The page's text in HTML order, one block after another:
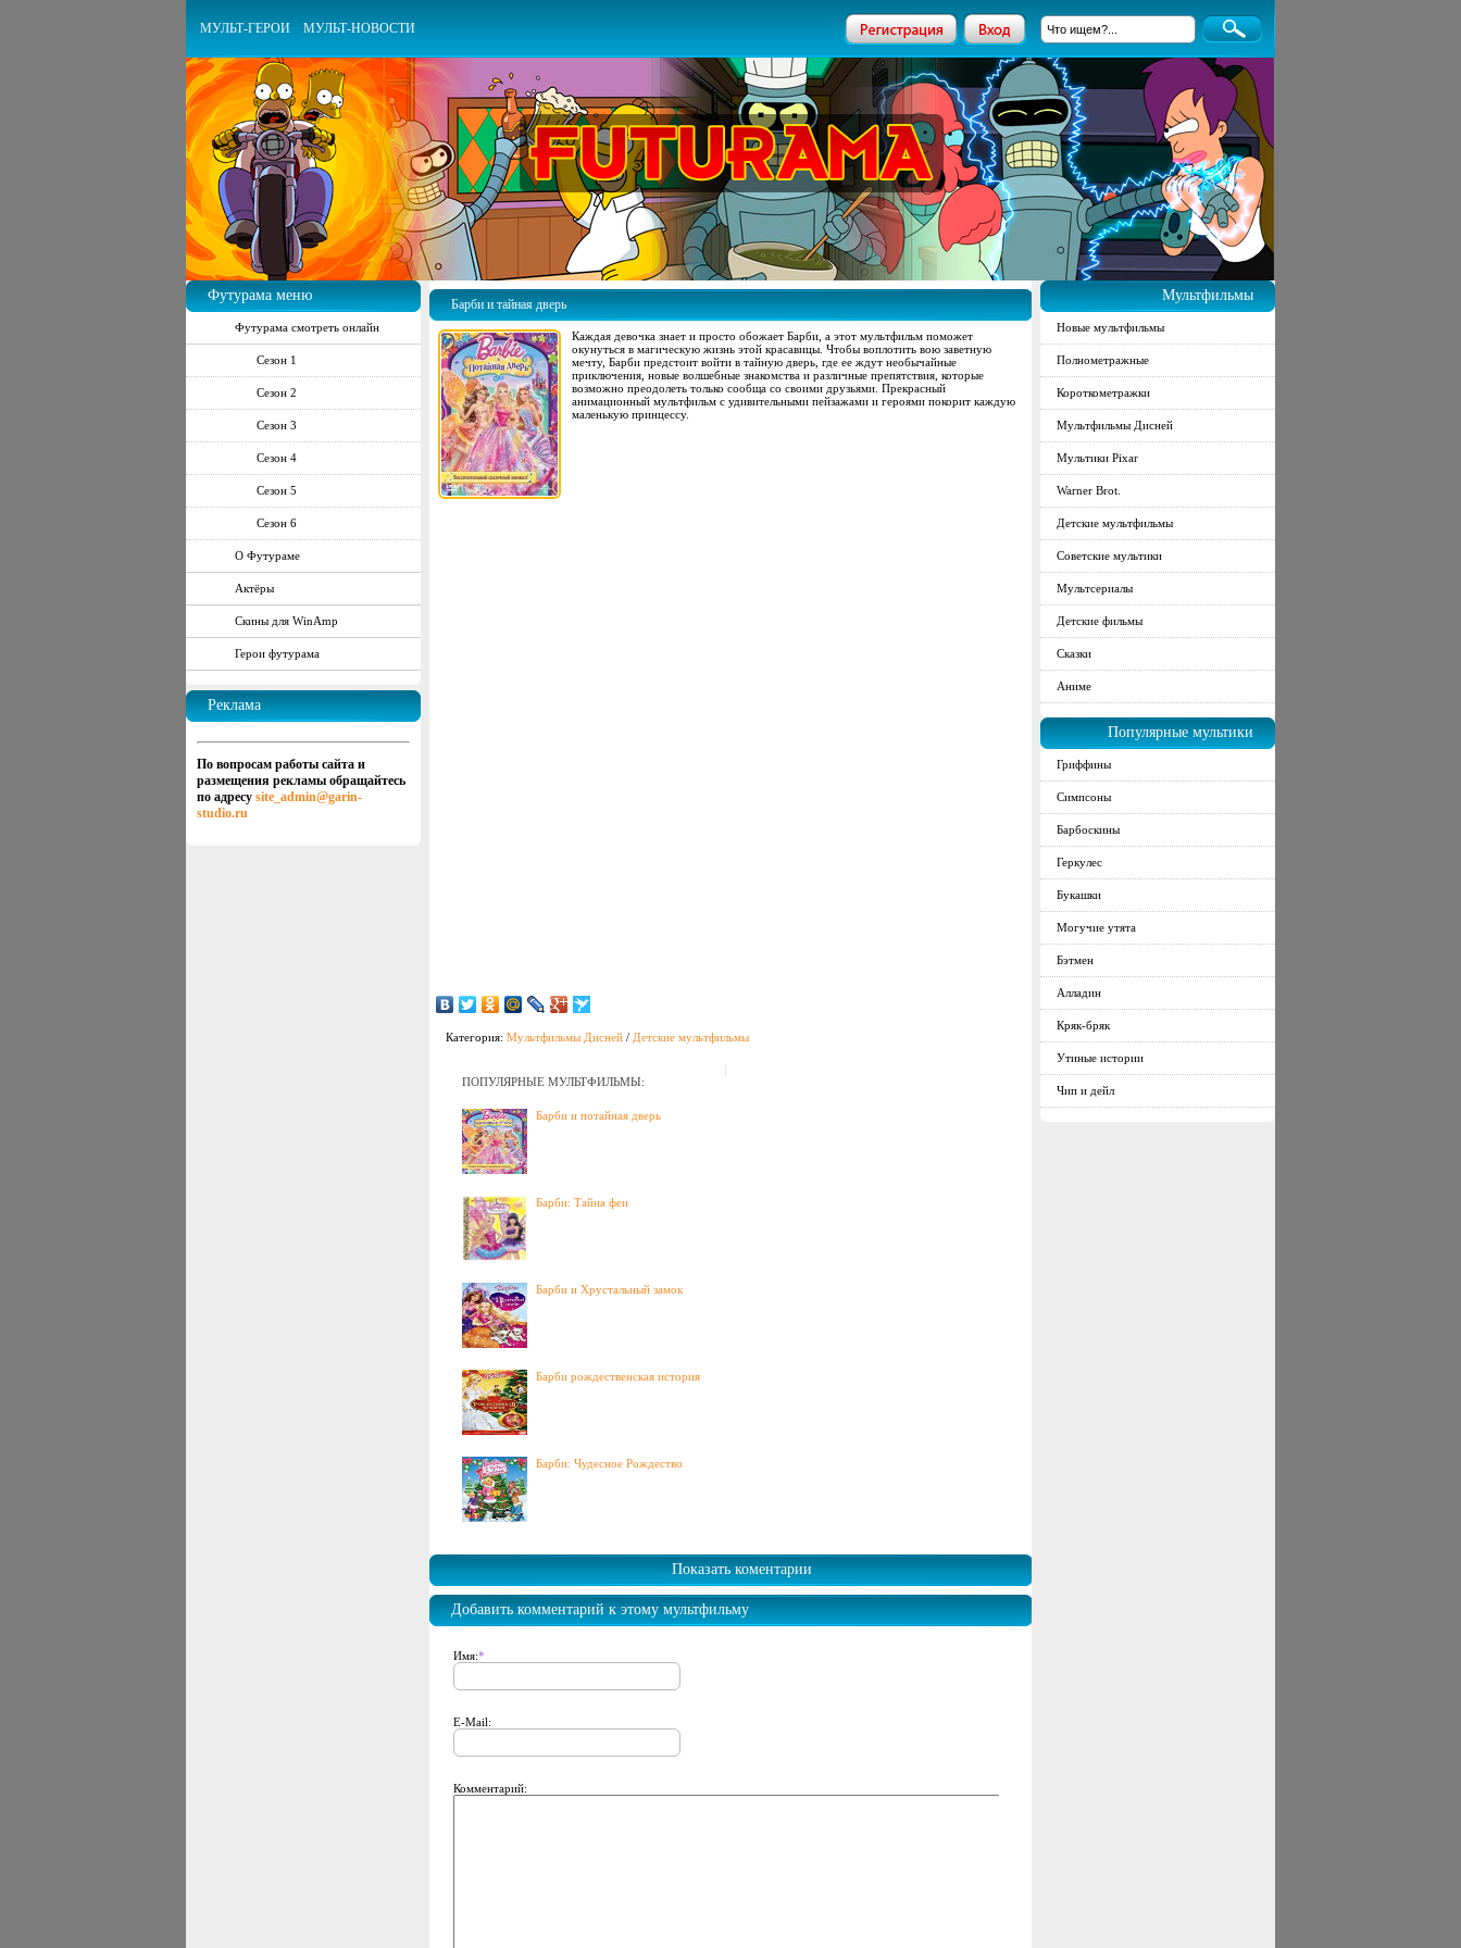
МУЛЬТ-ГЕРОИ МУЛЬТ-НОВОСТИ
Футурама меню
Футурама смотреть онлайн
Сезон 1
Сезон 2
Сезон 3
Сезон 4
Сезон 5
Сезон 6
О Футураме
Актёры
Скины для WinAmp
Герои футурама
Реклама
По вопросам работы сайта и
размещения рекламы обращайтесь
по адресу site_admin@garin-
studio.ru
Барби и тайная дверь
Каждая девочка знает и просто обожает Барби, а этот мультфильм поможет
окунуться в магическую жизнь этой красавицы. Чтобы воплотить вою заветную
мечту, Барби предстоит войти в тайную дверь, где ее ждут необычайные
приключения, новые волшебные знакомства и различные препятствия, которые
возможно преодолеть только сообща со своими друзьями. Прекрасный
анимационный мультфильм с удивительными пейзажами и героями покорит каждую
маленькую принцессу.
Категория: Мультфильмы Дисней / Детские мультфильмы
ПОПУЛЯРНЫЕ МУЛЬТФИЛЬМЫ:
Барби и потайная дверь
Барби: Тайна феи
Барби и Хрустальный замок
Барби рождественская история
Барби: Чудесное Рождество
Показать коментарии
Добавить комментарий к этому мультфильму
Имя:*
E-Mail:
Комментарий:
Мультфильмы
Новые мультфильмы
Полнометражные
Короткометражки
Мультфильмы Дисней
Мультики Pixar
Warner Brot.
Детские мультфильмы
Советские мультики
Мультсериалы
Детские фильмы
Сказки
Аниме
Популярные мультики
Гриффины
Симпсоны
Барбоскины
Геркулес
Букашки
Могучие утята
Бэтмен
Алладин
Кряк-бряк
Утиные истории
Чип и дейл